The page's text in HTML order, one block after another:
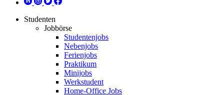
Studenten
Jobbörse
Studentenjobs
Nebenjobs
Ferienjobs
Praktikum
Minijobs
Werkstudent
Home-Office Jobs